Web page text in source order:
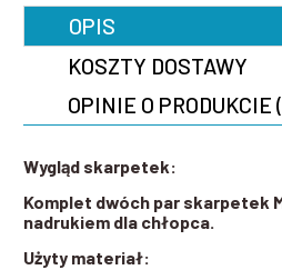
OPIS
KOSZTY DOSTAWY
OPINIE O PRODUKCIE
Wygląd skarpetek:
Komplet dwóch par skarpetek
nadrukiem dla chłopca.
Użyty materiał: